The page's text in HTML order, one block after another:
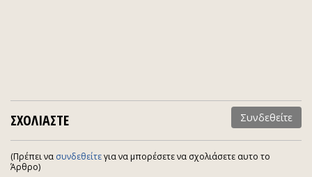
ΣΧΟΛΙΑΣΤΕ Συνδεθείτε
(Πρέπει να συνδεθείτεγια να μπορέσετε να σχολιάσετε αυτο το
Άρθρο)